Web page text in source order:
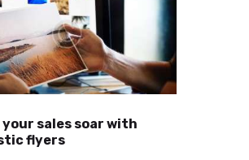
your sales soar with
flyers